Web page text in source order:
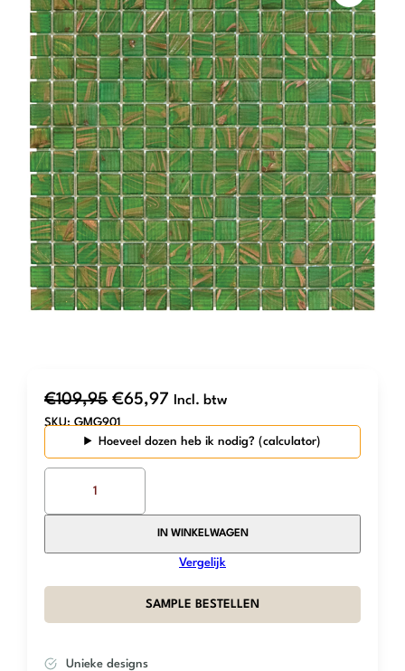
€109,95 Oorspronkelijke
prijs
€65,97 Huidige
prijs
Incl. btw
SKU: GMG901
Hoeveel dozen heb ik nodig?
Factory
Green
Vein
IN WINKELWAGEN
Vergelijk
SAMPLE BESTELLEN
Unieke designs